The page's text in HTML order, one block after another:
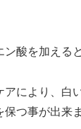
酸を加える
により、白
つ事が出来ま